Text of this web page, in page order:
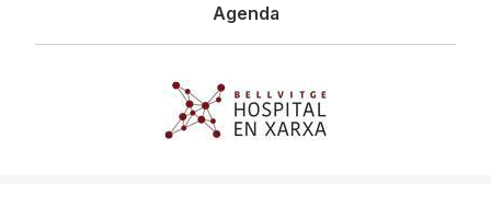
Agenda